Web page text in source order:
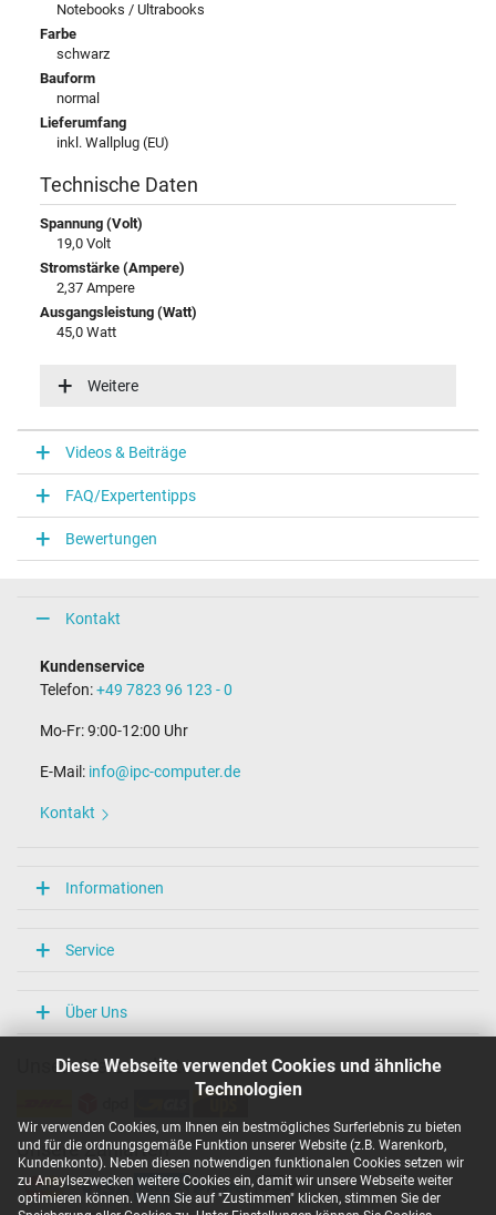
Diese Webseite verwendet Cookies und ähnliche
Technologien
Wir verwenden Cookies, um Ihnen ein bestmögliches Surferlebnis zu bieten
und für die ordnungsgemäße Funktion unserer Website (z.B. Warenkorb,
Kundenkonto). Neben diesen notwendigen funktionalen Cookies setzen wir
zu Anaylsezwecken weitere Cookies ein, damit wir unsere Webseite weiter
optimieren können. Wenn Sie auf "Zustimmen" klicken, stimmen Sie der
Notebooks / Ultrabooks
Farbe
schwarz
Bauform
normal
Lieferumfang
inkl. Wallplug (EU)
Technische Daten
Spannung (Volt)
19,0 Volt
Stromstärke (Ampere)
2,37 Ampere
Ausgangsleistung (Watt)
45,0 Watt
100-240V / 50-60Hz
Notebook Stecker
Steckertyp / -form
rund / 90° abgewinkelt
Steckerlänge (mm)
9,8 mm
4,0 mm / 1,2 mm
Länge Anschlusskabel (m) (ca.)
2.00 m
Maße
Länge / Breite / Höhe
Überlast-, kurzschluss- und überhitzungsgeschützt
CE
Kategorisierung
Netzteil
Weitere
Videos & Beiträge
FAQ/Expertentipps
Bewertungen
Kontakt
Kundenservice
Telefon:+49 7823 96 123 - 0
Mo-Fr: 9:00-12:00 Uhr
E-Mail: info@ipc-computer.de
Kontakt
Informationen
Service
Über Uns
Unsere Versandarten
Unsere Zahlarten